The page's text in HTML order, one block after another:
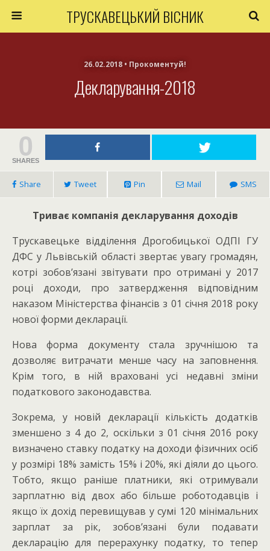
ТРУСКАВЕЦЬКИЙ ВІСНИК
26.02.2018 • Прокоментуй!
Декларування-2018
0
SHARES
Share Tweet Pin Mail SMS
Триває компанія декларування доходів
Трускавецьке відділення Дрогобицької ОДПІ ГУ
ДФС у Львівській області звертає увагу громадян,
котрі зобов’язані звітувати про отримані у 2017
році доходи, про затвердження відповідним
наказом Міністерства фінансів з 01 січня 2018 року
нової форми декларації.
Нова форма документу стала зручнішою та
дозволяє витрачати менше часу на заповнення.
Крім того, в ній враховані усі недавні зміни
податкового законодавства.
Зокрема, у новій декларації кількість додатків
зменшено з 4 до 2, оскільки з 01 січня 2016 року
визначено ставку податку на доходи фізичних осіб
у розмірі 18% замість 15% і 20%, які діяли до цього.
Тобто, якщо раніше платники, які отримували
зарплатню від двох або більше роботодавців і
якщо їх дохід перевищував у сумі 120 мінімальних
зарплат за рік, зобов’язані були подавати
декларацію для перерахунку податку, то тепер